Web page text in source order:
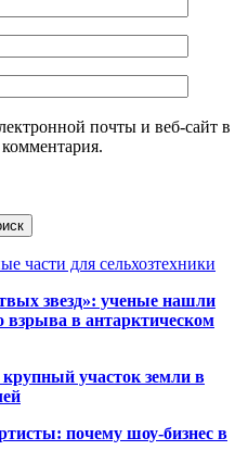
почты и веб-сайт в
части для сельхозтехники
звезд»: ученые нашли
взрыва в антарктическом
участок земли в
почему шоу-бизнес в